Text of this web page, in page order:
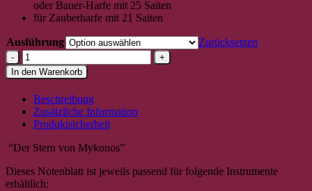
oder Bauer-Harfe mit 25 Saiten
für Zauberharfe mit 21 Saiten
Ausführung
Zurücksetzen
Der
Stern
von
Mykonos
Menge
In den Warenkorb
Beschreibung
Zusätzliche Information
Produktsicherheit
“Der Stern von Mykonos”
Dieses Notenblatt ist jeweils passend für folgende Instrumente
erhältlich: